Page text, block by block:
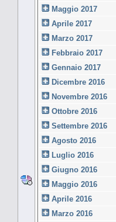
Maggio 2017
Aprile 2017
Marzo 2017
Febbraio 2017
Gennaio 2017
Dicembre 2016
Novembre 2016
Ottobre 2016
Settembre 2016
Agosto 2016
Luglio 2016
Giugno 2016
Maggio 2016
Aprile 2016
Marzo 2016